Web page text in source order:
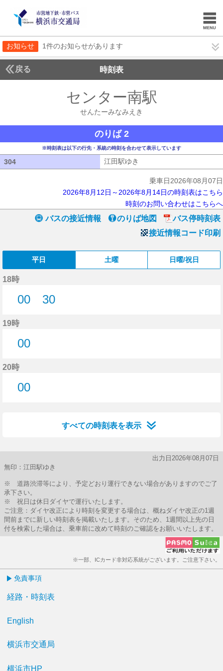
お知らせ 1件のお知らせがあります
戻る 時刻表
センター南駅
せんたーみなみえき
のりば 2
※時刻表は以下の行先・系統の時刻を合わせて表示しています
304 江田駅ゆき
乗車日2026年08月07日
2026年8月12日～2026年8月14日の時刻表はこちら
時刻のお問い合わせはこちらへ
バスの接近情報 のりば地図
バス停時刻表
接近情報コード印刷
平日 土曜 日曜/祝日
18時
00
30
19時
00
20時
00
すべての時刻表を表示
出力日2026年08月07日
無印：江田駅ゆき
※ 道路渋滞等により、予定どおり運行できない場合がありますのでご了
承下さい。
※ 祝日は休日ダイヤで運行いたします。
ご注意：ダイヤ改正により時刻を変更する場合は、概ねダイヤ改正の1週
間前までに新しい時刻表を掲載いたします。そのため、1週間以上先の日
付を検索した場合は、乗車前に改めて時刻のご確認をお願いいたします。
※一部、ICカード非対応系統がございます。ご注意下さい。
免責事項
経路・時刻表
English
横浜市交通局
横浜市HP